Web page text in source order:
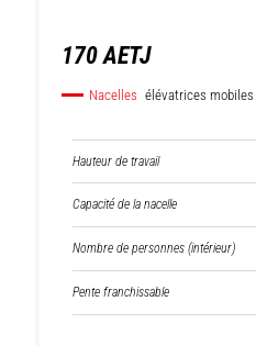
170 AETJ
Nacelles élévatrices mobiles
Hauteur de travail
Capacité de la nacelle
Nombre de personnes (intérieur)
Pente franchissable